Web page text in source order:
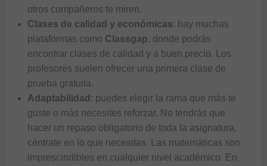
otros compañeros te miren.
Clases de calidad y económicas: hay muchas
plataformas como Classgap, donde podrás
encontrar clases de calidad y a buen precio. Los
profesores suelen ofrecer una primera clase de
prueba gratuita.
Adaptabilidad : puedes elegir la rama que más te
guste o más necesites reforzar. No tendrás que
hacer un repaso obligatorio de toda la asignatura,
céntrate en lo que necesitas. Las matemáticas son
imprescindibles en cualquier nivel académico. En